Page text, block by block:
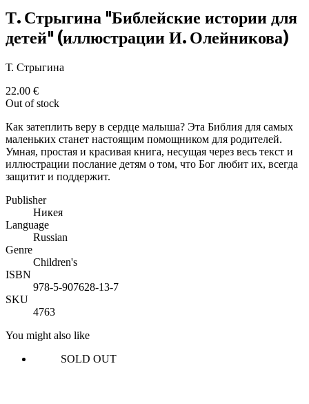
Т. Стрыгина "Библейские истории для
детей" (иллюстрации И. Олейникова)
Т. Стрыгина
22.00 €
Out of stock
Как затеплить веру в сердце малыша? Эта Библия для самых
маленьких станет настоящим помощником для родителей.
Умная, простая и красивая книга, несущая через весь текст и
иллюстрации послание детям о том, что Бог любит их, всегда
защитит и поддержит.
Publisher
Никея
Language
Russian
Genre
Children's
ISBN
978-5-907628-13-7
SKU
4763
You might also like
SOLD OUT